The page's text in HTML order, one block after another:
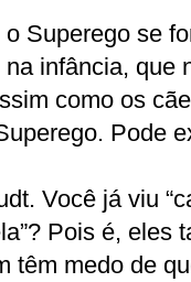
o Superego se
infância, que
como os
Pode
Você já viu
Pois é, eles
têm medo de